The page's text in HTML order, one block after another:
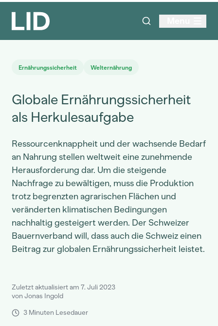
Ernährungssicherheit Welternährung
Globale Ernährungssicherheit
als Herkulesaufgabe
Ressourcenknappheit und der wachsende Bedarf
an Nahrung stellen weltweit eine zunehmende
Herausforderung dar. Um die steigende
Nachfrage zu bewältigen, muss die Produktion
trotz begrenzten agrarischen Flächen und
veränderten klimatischen Bedingungen
nachhaltig gesteigert werden. Der Schweizer
Bauernverband will, dass auch die Schweiz einen
Beitrag zur globalen Ernährungssicherheit leistet.
Zuletzt aktualisiert am 7. Juli 2023
von Jonas Ingold
3 Minuten Lesedauer